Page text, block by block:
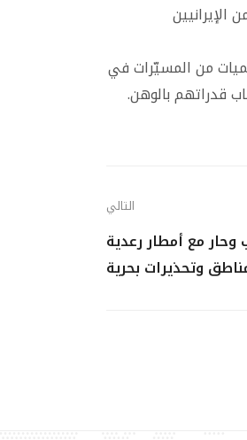
من المسيّرات في
قدراتهم بالوهن.
التالي
مع أمطار رعدية
وتحذيرات بحرية